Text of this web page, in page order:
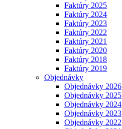
Faktúry 2025
Faktúry 2024
Faktúry 2023
Faktúry 2022
Faktúry 2021
Faktúry 2020
Faktúry 2018
Faktúry 2019
Objednávky
Objednávky 2026
Objednávky 2025
Objednávky 2024
Objednávky 2023
Objednávky 2022